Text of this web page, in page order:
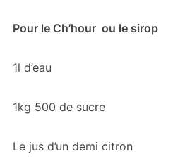
Pour le Ch’hour ou le sirop
1l d’eau
1kg 500 de sucre
Le jus d’un demi citron